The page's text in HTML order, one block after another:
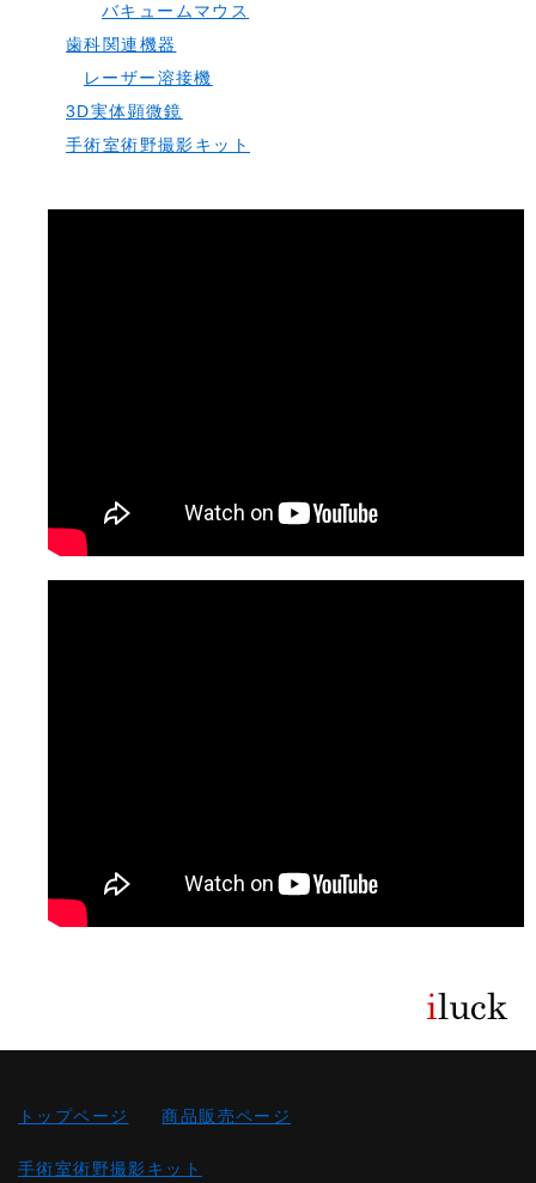
バキュームマウス
歯科関連機器
レーザー溶接機
3D実体顕微鏡
手術室術野撮影キット
トップページ 商品販売ページ
手術室術野撮影キット